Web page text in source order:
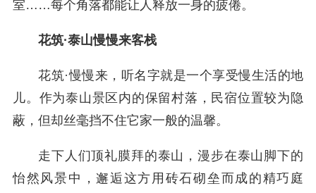
室……每个角落都能让人释放一身的疲倦。
花筑·泰山慢慢来客栈
花筑·慢慢来，听名字就是一个享受慢生活的地
儿。作为泰山景区内的保留村落，民宿位置较为隐
蔽，但却丝毫挡不住它家一般的温馨。
走下人们顶礼膜拜的泰山，漫步在泰山脚下的
怡然风景中，邂逅这方用砖石砌垒而成的精巧庭